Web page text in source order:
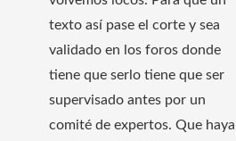
texto así pase el corte y sea
validado en los foros donde
tiene que serlo tiene que ser
supervisado antes por un
comité de expertos. Que haya